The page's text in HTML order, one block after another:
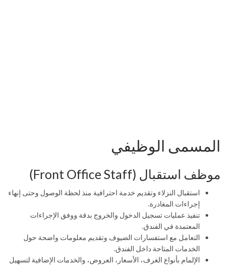
المسمى الوظيفي
موظف استقبال (Front Office Staff)
استقبال النزلاء وتقديم خدمة احترافية منذ لحظة الوصول وحتى إنهاء
إجراءات المغادرة.
تنفيذ عمليات تسجيل الدخول والخروج بدقة ووفق الإجراءات
المعتمدة في الفندق.
التعامل مع استفسارات الضيوف وتقديم معلومات واضحة حول
الخدمات المتاحة داخل الفندق.
الإلمام بأنواع الغرف، الأسعار، العروض، والخدمات الإضافية لتسهيل